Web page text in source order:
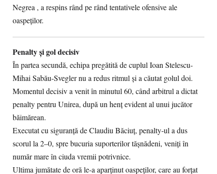
Negrea , a respins rând pe rând tentativele ofensive ale
oaspeților.
Penalty și gol decisiv
În partea secundă, echipa pregătită de cuplul Ioan Stelescu-
Mihai Sabău-Svegler nu a redus ritmul și a căutat golul doi.
Momentul decisiv a venit în minutul 60, când arbitrul a dictat
penalty pentru Unirea, după un henț evident al unui jucător
băimărean.
Executat cu siguranță de Claudiu Băciuț, penalty-ul a dus
scorul la 2–0, spre bucuria suporterilor tășnădeni, veniți în
număr mare în ciuda vremii potrivnice.
Ultima jumătate de oră le-a aparținut oaspeților, care au forțat